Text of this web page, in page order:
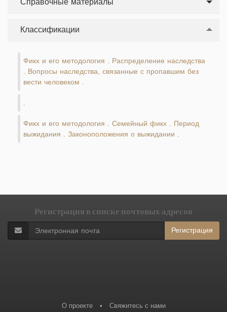
Классификации
Фикх и его методология Распределение наследства
Вопросы наследства, связанные с пропавшим без
вести человеком
Фикх и его методология Семейный фикх Период
выжидания Законоположения о выжидании
Регистрация в списке почтовых адресов
Регистрация
О проекте • Свяжитесь с нами